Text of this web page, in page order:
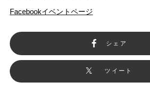
Facebookイベントページ
シェア
ツイート